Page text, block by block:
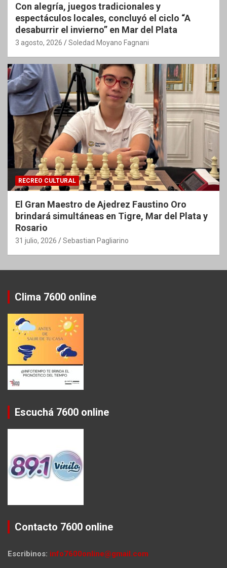
Con alegría, juegos tradicionales y
espectáculos locales, concluyó el ciclo “A
desaburrir el invierno” en Mar del Plata
3 agosto, 2026 Soledad Moyano Fagnani
RECREO CULTURAL
El Gran Maestro de Ajedrez Faustino Oro
brindará simultáneas en Tigre, Mar del Plata y
Rosario
31 julio, 2026 Sebastian Pagliarino
Clima 7600 online
Escuchá 7600 online
Contacto 7600 online
Escribinos: info7600online@gmail.com